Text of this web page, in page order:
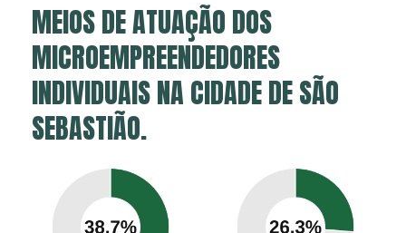
MEIOS DE ATUAÇÃO DOS
MICROEMPREENDEDORES
INDIVIDUAIS NA CIDADE DE SÃO
SEBASTIÃO.